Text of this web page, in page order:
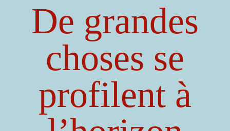
De grandes
choses se
profilent à